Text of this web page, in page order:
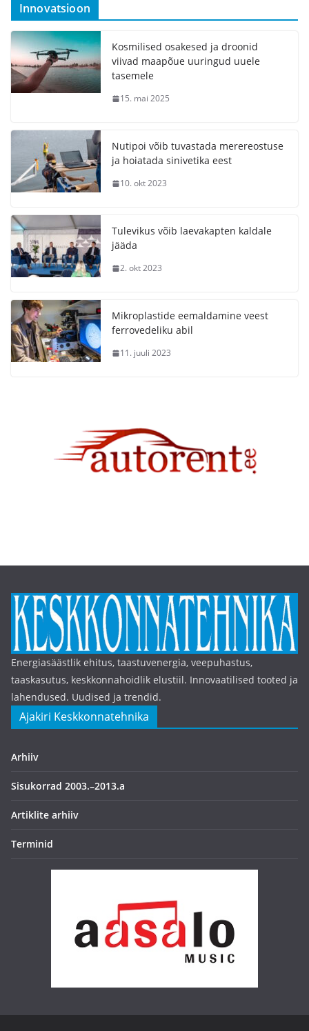
Innovatsioon
Kosmilised osakesed ja droonid
viivad maapõue uuringud uuele
tasemele
15. mai 2025
Nutipoi võib tuvastada merereostuse
ja hoiatada sinivetika eest
10. okt 2023
Tulevikus võib laevakapten kaldale
jääda
2. okt 2023
Mikroplastide eemaldamine veest
ferrovedeliku abil
11. juuli 2023
Energiasäästlik ehitus, taastuvenergia, veepuhastus,
taaskasutus, keskkonnahoidlik elustiil. Innovaatilised tooted ja
lahendused. Uudised ja trendid.
Ajakiri Keskkonnatehnika
Arhiiv
Sisukorrad 2003.–2013.a
Artiklite arhiiv
Terminid